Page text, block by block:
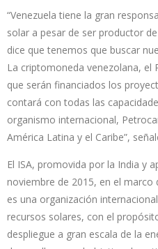
“Venezuela tiene la gran
solar a pesar de ser productor
dice que tenemos que buscar
La criptomoneda venezolana, el
que serán financiados los
contará con todas las
organismo internacional,
América Latina y el Caribe”,
El ISA, promovida por la India y
noviembre de 2015, en el marco
es una organización
recursos solares, con el
despliegue a gran escala de la